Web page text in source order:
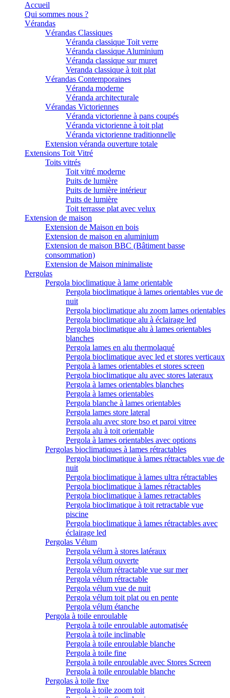
Accueil
Qui sommes nous ?
Vérandas
Vérandas Classiques
Véranda classique Toit verre
Véranda classique Aluminium
Véranda classique sur muret
Veranda classique à toit plat
Vérandas Contemporaines
Véranda moderne
Véranda architecturale
Vérandas Victoriennes
Véranda victorienne à pans coupés
Véranda victorienne à toit plat
Véranda victorienne traditionnelle
Extension véranda ouverture totale
Extensions Toit Vitré
Toits vitrés
Toit vitré moderne
Puits de lumière
Puits de lumière intérieur
Puits de lumière
Toit terrasse plat avec velux
Extension de maison
Extension de Maison en bois
Extension de maison en aluminium
Extension de maison BBC (Bâtiment basse
consommation)
Extension de Maison minimaliste
Pergolas
Pergola bioclimatique à lame orientable
Pergola bioclimatique à lames orientables vue de
nuit
Pergola bioclimatique alu zoom lames orientables
Pergola bioclimatique alu à éclairage led
Pergola bioclimatique alu à lames orientables
blanches
Pergola lames en alu thermolaqué
Pergola bioclimatique avec led et stores verticaux
Pergola à lames orientables et stores screen
Pergola bioclimatique alu avec stores lateraux
Pergola à lames orientables blanches
Pergola à lames orientables
Pergola blanche à lames orientables
Pergola lames store lateral
Pergola alu avec store bso et paroi vitree
Pergola alu à toit orientable
Pergola à lames orientables avec options
Pergolas bioclimatiques à lames rétractables
Pergola bioclimatique à lames rétractables vue de
nuit
Pergola bioclimatique à lames ultra rétractables
Pergola bioclimatique à lames rétractables
Pergola bioclimatique à lames retractables
Pergola bioclimatique à toit retractable vue
piscine
Pergola bioclimatique à lames rétractables avec
éclairage led
Pergolas Vélum
Pergola vélum à stores latéraux
Pergola vélum ouverte
Pergola vélum rétractable vue sur mer
Pergola vélum rétractable
Pergola vélum vue de nuit
Pergola vélum toit plat ou en pente
Pergola vélum étanche
Pergola à toile enroulable
Pergola à toile enroulable automatisée
Pergola à toile inclinable
Pergola à toile enroulable blanche
Pergola à toile fine
Pergola à toile enroulable avec Stores Screen
Pergola à toile enroulable blanche
Pergolas à toile fixe
Pergola à toile zoom toit